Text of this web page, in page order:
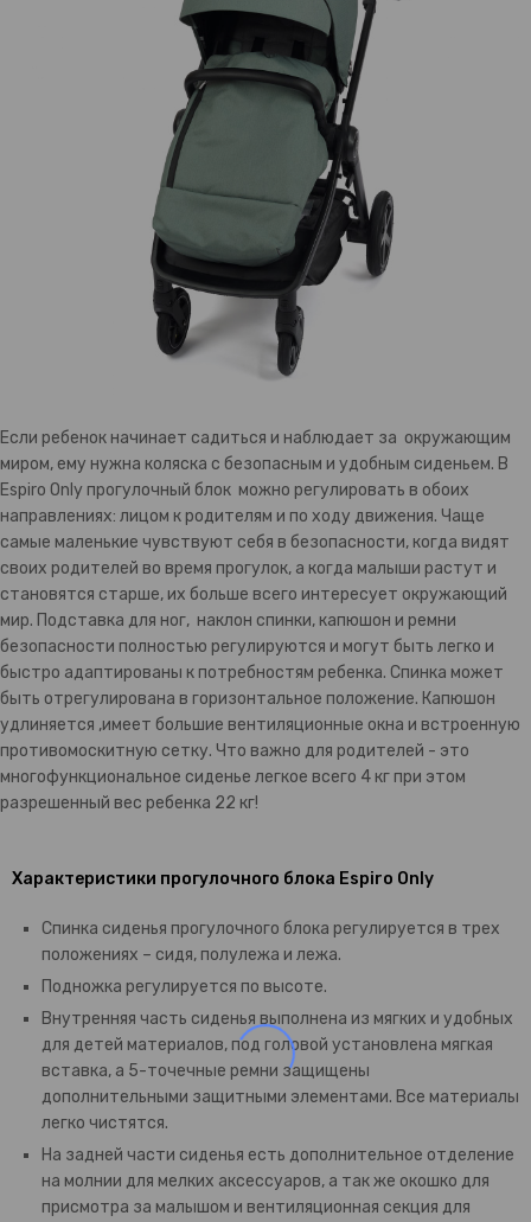
Если ребенок начинает садиться и наблюдает за окружающим
миром, ему нужна коляска с безопасным и удобным сиденьем. В
Espiro Only прогулочный блок можно регулировать в обоих
направлениях: лицом к родителям и по ходу движения. Чаще
самые маленькие чувствуют себя в безопасности, когда видят
своих родителей во время прогулок, а когда малыши растут и
становятся старше, их больше всего интересует окружающий
мир. Подставка для ног, наклон спинки, капюшон и ремни
безопасности полностью регулируются и могут быть легко и
быстро адаптированы к потребностям ребенка. Спинка может
быть отрегулирована в горизонтальное положение. Капюшон
удлиняется ,имеет большие вентиляционные окна и встроенную
противомоскитную сетку. Что важно для родителей - это
многофункциональное сиденье легкое всего 4 кг при этом
разрешенный вес ребенка 22 кг!
Характеристики прогулочного блока Espiro Only
Спинка сиденья прогулочного блока регулируется в трех
положениях – сидя, полулежа и лежа.
Подножка регулируется по высоте.
Внутренняя часть сиденья выполнена из мягких и удобных
для детей материалов, под головой установлена мягкая
вставка, а 5-точечные ремни защищены
дополнительными защитными элементами. Все материалы
легко чистятся.
На задней части сиденья есть дополнительное отделение
на молнии для мелких аксессуаров, а так же окошко для
присмотра за малышом и вентиляционная секция для